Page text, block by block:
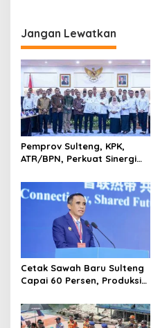
Pagimana 2026
Jangan Lewatkan
Pemprov Sulteng, KPK,
ATR/BPN, Perkuat Sinergi
Pertanahan
Cetak Sawah Baru Sulteng
Capai 60 Persen, Produksi
Hingga 61.080 Ton